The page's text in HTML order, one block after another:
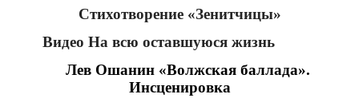
Стихотворение «Зенитчицы»
Видео На всю оставшуюся жизнь
Лев Ошанин «Волжская баллада».
Инсценировка